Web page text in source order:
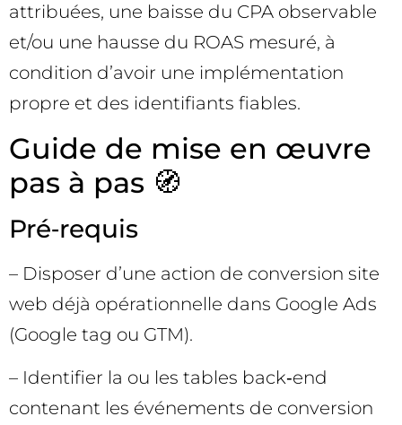
attribuées, une baisse du CPA observable
et/ou une hausse du ROAS mesuré, à
condition d’avoir une implémentation
propre et des identifiants fiables.
Guide de mise en œuvre
pas à pas 🧭
Pré‑requis
– Disposer d’une action de conversion site
web déjà opérationnelle dans Google Ads
(Google tag ou GTM).
– Identifier la ou les tables back‑end
contenant les événements de conversion